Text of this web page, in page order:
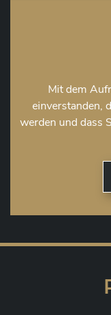
Mit dem
einverstanden,
werden und dass